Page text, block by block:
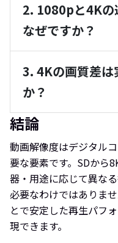
2. 1080pと4Kの
なぜですか？
3. 4Kの画質差は
か？
結論
動画解像度はデジタル
要な要素です。SDから
器・用途に応じて異な
必要なわけではありま
とで安定した再生パフ
現できます。